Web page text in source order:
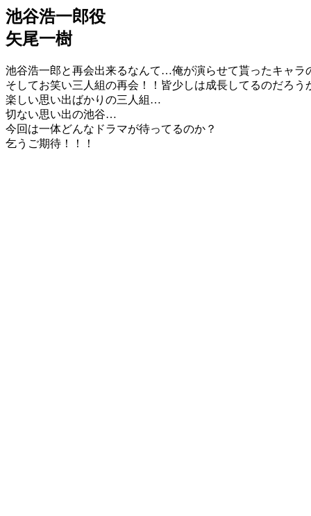
池谷浩一郎役
矢尾一樹
池谷浩一郎と再会出来るなんて…俺が演らせて貰ったキャ
そしてお笑い三人組の再会！！皆少しは成長してるのだろう
楽しい思い出ばかりの三人組…
切ない思い出の池谷…
今回は一体どんなドラマが待ってるのか？
乞うご期待！！！